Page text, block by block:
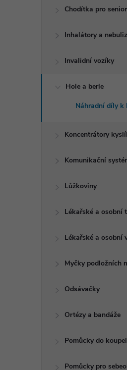
Chodítka pro
Inhalátory a
Invalidní vozíky
Hole a berle
Náhradní díly k
Koncentrátory
Komunikační
Lůžkoviny
Lékařské a osobní
Lékařské a osobní
Myčky podložních
Odsávačky
Ortézy a bandáže
Pomůcky do
Pomůcky pro